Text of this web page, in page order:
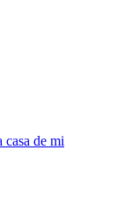
de mi